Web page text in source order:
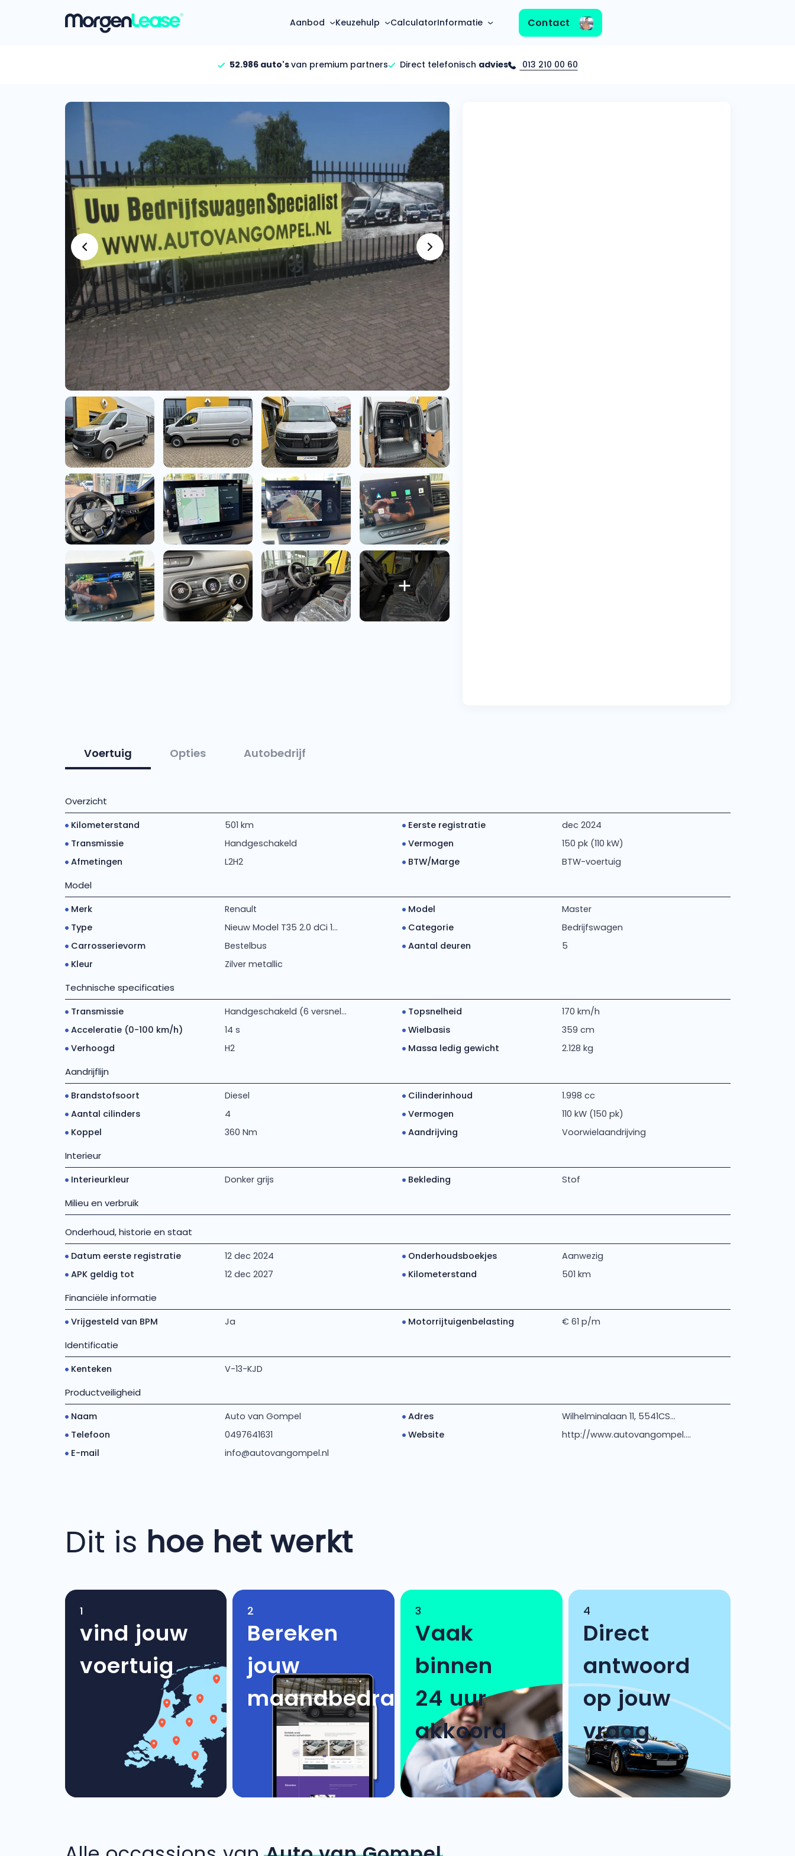
Aanbod
Bekijk volledig aanbod
Gezinsauto’s
Bekijk alle gezinsauto’s
Hele aanbod
Bekijk alle stadsauto’s
EV’s/Hybrides
Bekijk alle electrische auto’s
Bedrijfswagens
Bekijk alle bedrijfswagens
Budgetwagens
Bekijk alle budgetwagens
Volvo
(1000+ auto's)
Audi
(2000+ auto's)
BMW
(2000+ auto's)
Keuzehulp
Calculator
Maandbedrag berekenen
Offerte vergelijken
Wij geven jou een betere deal
CalculatorInformatie
Over ons
Gehele FAQ’s
Bekijk volledige FAQ’s
Zakelijk
Vragen over zakelijk
Particulier
Vragen over particulier
Jouw aanvraag
Vragen over jouw aanvraag
Leasevormen
Vragen over leasevormen
Contact
52.986 auto'svan premium partners Direct telefonisch advies 013 210 00 60
Voertuig Opties Autobedrijf
Overzicht
Kilometerstand 501 km Eerste registratie
dec 2024
Transmissie
Handgeschakeld Vermogen
150 pk (110 kW)
Afmetingen
L2H2 BTW/Marge BTW-voertuig
Model
Merk Renault Model
Master
Type
Nieuw Model T35 2.0 dCi 1... Categorie
Bedrijfswagen
Carrosserievorm
Bestelbus Aantal deuren
5
Kleur
Zilver metallic
Technische specificaties
Transmissie Handgeschakeld (6 versnel... Topsnelheid
170 km/h
Acceleratie (0-100 km/h)
14 s Wielbasis
359 cm
Verhoogd
H2 Massa ledig gewicht 2.128 kg
Aandrijflijn
Brandstofsoort Diesel Cilinderinhoud
1.998 cc
Aantal cilinders
4 Vermogen
110 kW (150 pk)
Koppel
360 Nm Aandrijving Voorwielaandrijving
Interieur
Interieurkleur Donker grijs Bekleding Stof
Milieu en verbruik
Onderhoud, historie en staat
Datum eerste registratie 12 dec 2024 Onderhoudsboekjes
Aanwezig
APK geldig tot
12 dec 2027 Kilometerstand 501 km
Financiële informatie
Vrijgesteld van BPM Ja Motorrijtuigenbelasting € 61 p/m
Identificatie
Kenteken V-13-KJD
Productveiligheid
Naam Auto van Gompel Adres
Wilhelminalaan 11, 5541CS...
Telefoon
0497641631 Website
http://www.autovangompel....
E-mail
info@autovangompel.nl
Dit is hoe het werkt
1
vind jouw
voertuig
2
Bereken
jouw
maandbedrag
3
Vaak
binnen
24 uur
akkoord
4
Direct
antwoord
op jouw
vraag